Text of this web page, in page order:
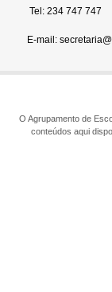
Tel: 234 747 747
E-mail:
O Agrupamento de
conteúdos aqui